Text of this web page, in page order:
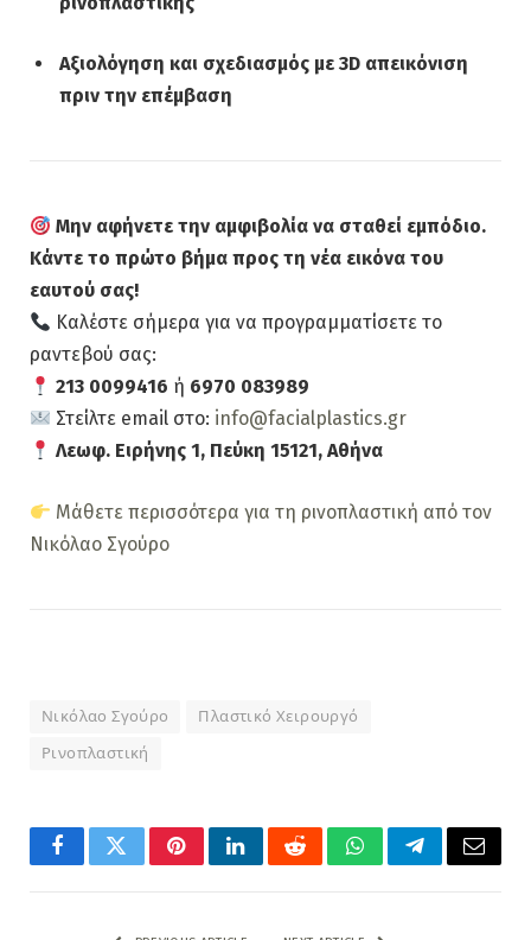
Αξιολόγηση και σχεδιασμός με 3D απεικόνιση
πριν την επέμβαση
Μην αφήνετε την αμφιβολία να σταθεί εμπόδιο.
Κάντε το πρώτο βήμα προς τη νέα εικόνα του
εαυτού σας!
Καλέστε σήμερα για να προγραμματίσετε το
ραντεβού σας:
213 0099416 ή 6970 083989
Στείλτε email στο: info@facialplastics.gr
Λεωφ. Ειρήνης 1, Πεύκη 15121, Αθήνα
Μάθετε περισσότερα για τη ρινοπλαστική από τον
Νικόλαο Σγούρο
Νικόλαο Σγούρο Πλαστικό Χειρουργό
Ρινοπλαστική
FacebookTwitterPinterestLinkedInRedditWhatsAppTelegramEmail